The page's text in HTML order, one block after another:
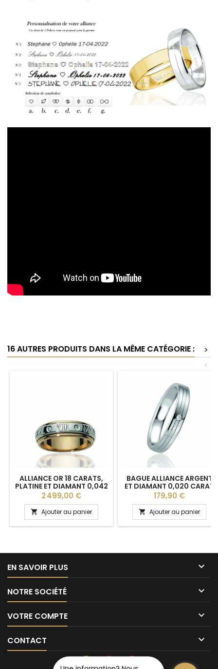
16 AUTRES PRODUITS DANS LA MÊME CATÉGORIE :
>
<
ALLIANCE OR 18 CARATS,
PLATINE ET DIAMANT 0,042
CARAT LUCIEN PFERTZEL
"ROMAINE" 6,5 MM
PERSONNALISABLE
Prix
2 499,00 €
 Ajouter au panier
BAGUE ALLIANCE ARGENT
ET DIAMANT 0,020 CARAT
"AALIAH" POUR FEMME
Prix
179,90 €
 Ajouter au panier
EN SAVOIR PLUS 
NOTRE SOCIÉTÉ 
VOTRE COMPTE 
CONTACT 